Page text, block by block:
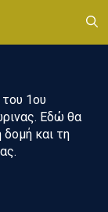
1ου
Εδώ θα
δομή και τη